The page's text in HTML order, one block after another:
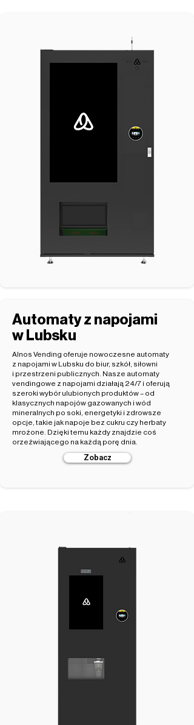
Automaty z napojami
w Lubsku
Alnos Vending oferuje nowoczesne automaty
z napojami w Lubsku do biur, szkół, siłowni
i przestrzeni publicznych. Nasze automaty
vendingowe z napojami działają 24/7 i oferują
szeroki wybór ulubionych produktów – od
klasycznych napojów gazowanych i wód
mineralnych po soki, energetyki i zdrowsze
opcje, takie jak napoje bez cukru czy herbaty
mrożone. Dzięki temu każdy znajdzie coś
orzeźwiającego na każdą porę dnia.
Zobacz